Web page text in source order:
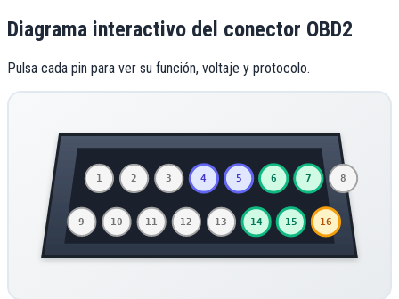
Diagrama interactivo del conector OBD2
Pulsa cada pin para ver su función, voltaje y protocolo.
1 2 3 4 5 6 7 8
9 10 11 12 13 14 15 16